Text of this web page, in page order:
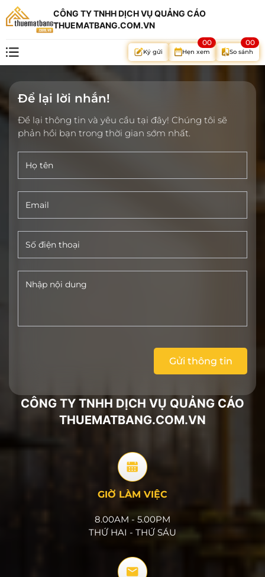
CÔNG TY TNHH DỊCH VỤ QUẢNG CÁO
THUEMATBANG.COM.VN
Ký gửi Hẹn xem
00
So sánh
00
Để lại lời nhắn!
Để lại thông tin và yêu cầu tại đây! Chúng tôi sẽ
phản hồi bạn trong thời gian sớm nhất.
Gửi thông tin
CÔNG TY TNHH DỊCH VỤ QUẢNG CÁO
THUEMATBANG.COM.VN
GIỜ LÀM VIỆC
8.00AM - 5.00PM
THỨ HAI - THỨ SÁU